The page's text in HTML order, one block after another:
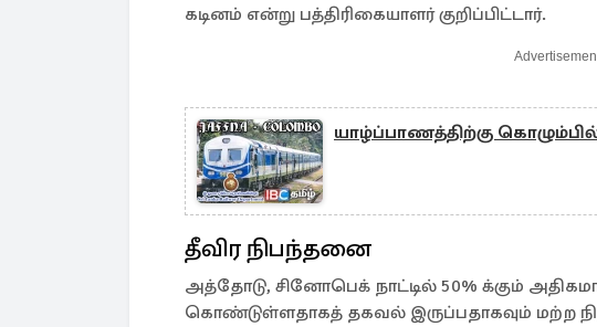
கடினம் என்று பத்திரிகையாளர் குறிப்பிட்டார்.
யாழ்ப்பாணத்திற்கு கொழும்பில்
தீவிர நிபந்தனை
அத்தோடு, சினோபெக் நாட்டில் 50% க்கும்
கொண்டுள்ளதாகத் தகவல் இருப்பதாகவும் மற்ற